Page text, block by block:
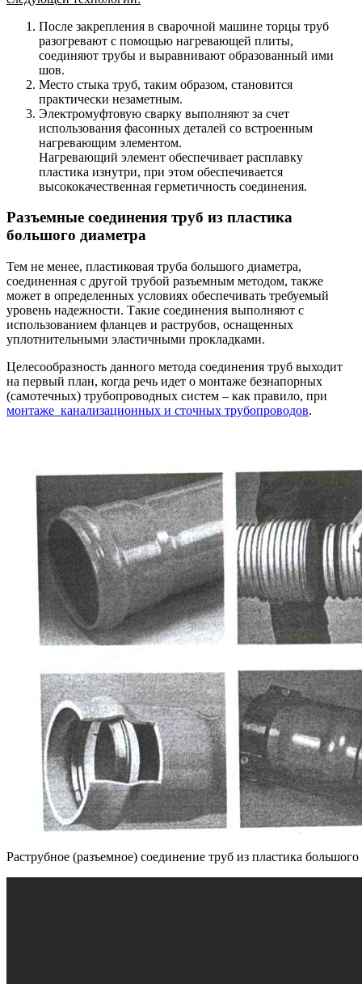
После закрепления в сварочной машине торцы труб
разогревают с помощью нагревающей плиты,
соединяют трубы и выравнивают образованный ими
шов.
Место стыка труб, таким образом, становится
практически незаметным.
Электромуфтовую сварку выполняют за счет
использования фасонных деталей со встроенным
нагревающим элементом.
Нагревающий элемент обеспечивает расплавку
пластика изнутри, при этом обеспечивается
высококачественная герметичность соединения.
Разъемные соединения труб из пластика
большого диаметра
Тем не менее, пластиковая труба большого диаметра,
соединенная с другой трубой разъемным методом, также
может в определенных условиях обеспечивать требуемый
уровень надежности. Такие соединения выполняют с
использованием фланцев и раструбов, оснащенных
уплотнительными эластичными прокладками.
Целесообразность данного метода соединения труб выходит
на первый план, когда речь идет о монтаже безнапорных
(самотечных) трубопроводных систем – как правило, при
монтаже канализационных и сточных трубопроводов.
Раструбное (разъемное) соединение труб из пластика большого